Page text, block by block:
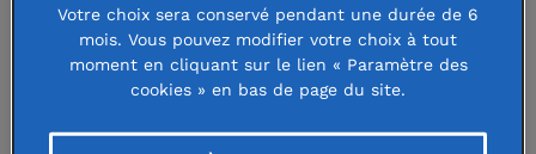
exemplaires.
En 2025, 50 % des associations ont subi une baisse des
Votre choix sera conservé pendant une durée de 6
mois. Vous pouvez modifier votre choix à tout
moment en cliquant sur le lien « Paramètre des
cookies » en bas de page du site.